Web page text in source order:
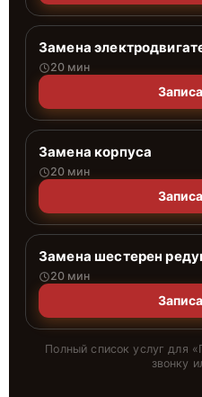
Замена
20 мин
Замена корпуса
20 мин
Замена шестерен
20 мин
Полный список услуг для «
звонку